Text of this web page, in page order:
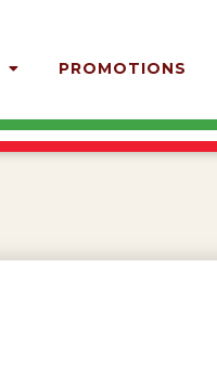
PROMOTIONS